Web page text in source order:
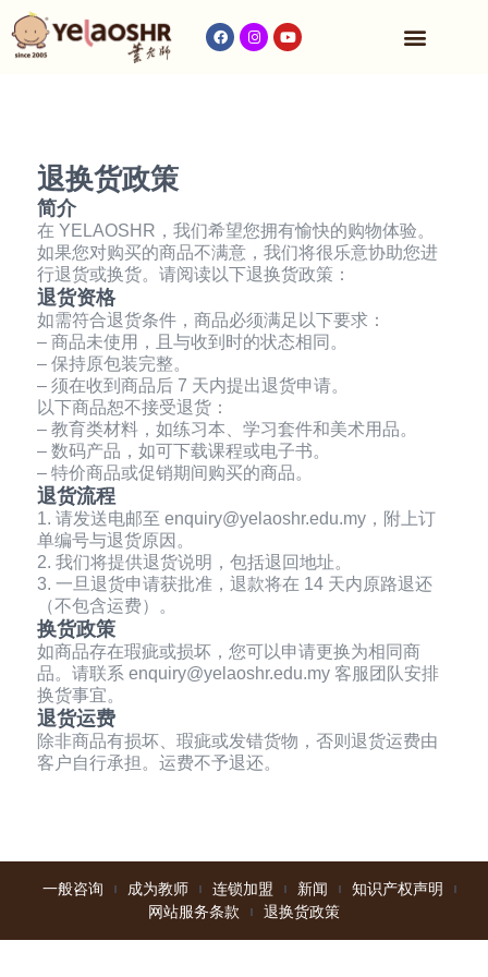
退换货政策
简介
在 YELAOSHR，我们希望您拥有愉快的购物体验。
如果您对购买的商品不满意，我们将很乐意协助您进
行退货或换货。请阅读以下退换货政策：
退货资格
如需符合退货条件，商品必须满足以下要求：
– 商品未使用，且与收到时的状态相同。
– 保持原包装完整。
– 须在收到商品后 7 天内提出退货申请。
以下商品恕不接受退货：
– 教育类材料，如练习本、学习套件和美术用品。
– 数码产品，如可下载课程或电子书。
– 特价商品或促销期间购买的商品。
退货流程
1. 请发送电邮至 enquiry@yelaoshr.edu.my，附上订
单编号与退货原因。
2. 我们将提供退货说明，包括退回地址。
3. 一旦退货申请获批准，退款将在 14 天内原路退还
（不包含运费）。
换货政策
如商品存在瑕疵或损坏，您可以申请更换为相同商
品。请联系 enquiry@yelaoshr.edu.my 客服团队安排
换货事宜。
退货运费
除非商品有损坏、瑕疵或发错货物，否则退货运费由
客户自行承担。运费不予退还。
一般咨询 成为教师 连锁加盟 新闻
知识产权声明
网站服务条款
退换货政策